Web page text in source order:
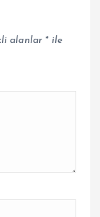
alanlar *ile